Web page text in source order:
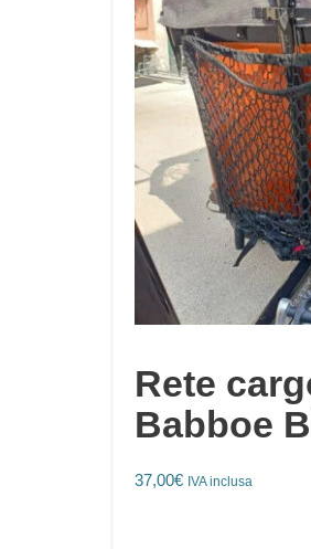
Rete
Babboe
37,00€ IVA inclusa